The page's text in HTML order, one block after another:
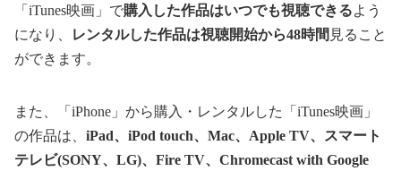
「iTunes映画」で購入した作品はいつでも視聴できるよう
になり、
レンタルした作品は視聴開始から48時間 見ること
ができます。
また、「iPhone」から購入・レンタルした「iTunes映画」
の作品は、 iPad、iPod touch、Mac、Apple TV、スマート
テレビ(SONY、LG)、Fire TV、Chromecast with Google